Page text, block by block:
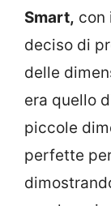
Smart, con
deciso di
delle
era quello
piccole
perfette